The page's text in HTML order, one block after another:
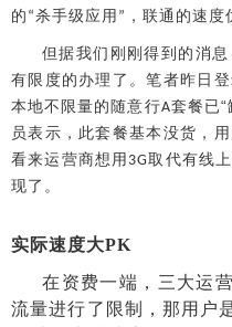
的 “杀手级应用 ” ，联通的速度
但据我们刚刚得到的消
有限度的办理了。笔者昨日
本地不限量的随意行A套餐已
员表示，此套餐基本没货，
看来运营商想用 3G取代有线
现了。
实际速度大PK
在资费一端，三大运
流量进行了限制，那用户